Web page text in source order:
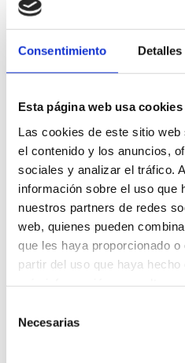
Consentimiento Detalles
Esta página web usa cookies
Las cookies de este sitio
el contenido y los anuncios,
sociales y analizar el tráfico.
información sobre el uso que
nuestros partners de redes
web, quienes pueden
que les haya proporcionado o
partir del uso que haya
Necesarias
Este curso está dirigido
enfermería que
contacto directo con
locales. También otras
ejercicio práctico de sus
relación con el colectivo
el programa de carácter
al colectivo de
funciones sean atención al
base a los objetivos del curso.
Del 12 ABR 2018 al 26 ABR
Santander